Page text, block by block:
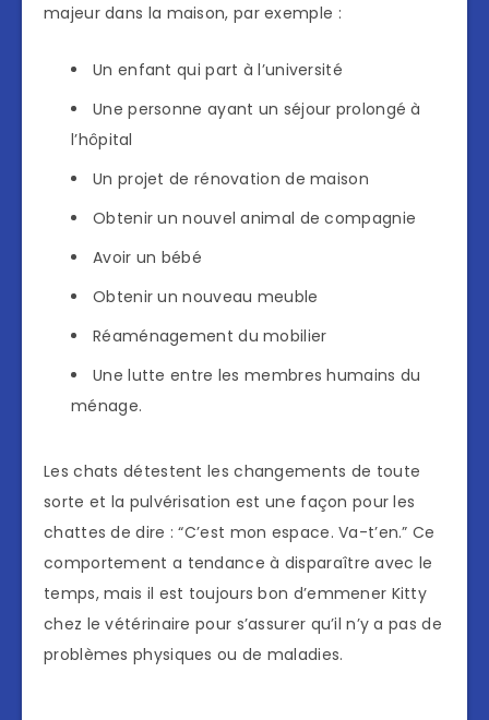
majeur dans la maison, par exemple :
Un enfant qui part à l’université
Une personne ayant un séjour prolongé à
l’hôpital
Un projet de rénovation de maison
Obtenir un nouvel animal de compagnie
Avoir un bébé
Obtenir un nouveau meuble
Réaménagement du mobilier
Une lutte entre les membres humains du
ménage.
Les chats détestent les changements de toute
sorte et la pulvérisation est une façon pour les
chattes de dire : “C’est mon espace. Va-t’en.” Ce
comportement a tendance à disparaître avec le
temps, mais il est toujours bon d’emmener Kitty
chez le vétérinaire pour s’assurer qu’il n’y a pas de
problèmes physiques ou de maladies.